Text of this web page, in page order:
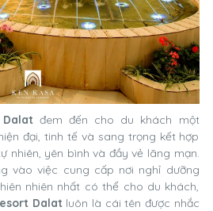
Dalatđem đến cho du khách một
đại, tinh tế và sang trọng kết hợp
nhiên, yên bình và đầy vẻ lãng mạn.
vào việc cung cấp nơi nghỉ dưỡng
nhiên nhất có thể cho du khách,
Dalat luôn là cái tên được nhắc